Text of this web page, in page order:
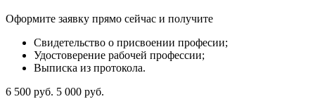
Оформите заявку прямо сейчас и получите
Свидетельство о присвоении професии;
Удостоверение рабочей профессии;
Выписка из протокола.
6 500 руб. 5 000 руб.